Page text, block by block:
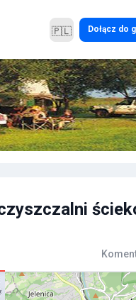
🇵🇱 Dołącz do